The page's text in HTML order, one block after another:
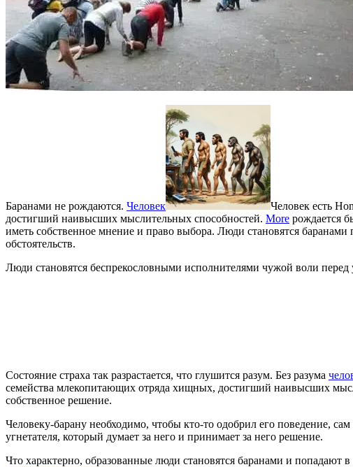
Баранами не рождаются. Человек
Человек есть
достигший наивысших мыслительных способностей. More рождается
иметь собственное мнение и право выбора. Люди становятся
обстоятельств.
Люди становятся беспрекословными исполнителями чужой воли
Состояние страха так разрастается, что глушится разум. Без разума
семейства млекопитающих отряда хищных, достигший наивысших
собственное решение.
Человеку-барану необходимо, чтобы кто-то одобрил его поведение,
угнетателя, который думает за него и принимает за него решение.
Что характерно, образованные люди становятся баранами и